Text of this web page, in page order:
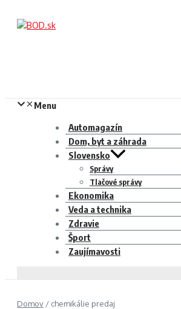
Menu
Automagazín
Dom, byt a záhrada
Slovensko
Správy
Tlačové správy
Ekonomika
Veda a technika
Zdravie
Šport
Zaujímavosti
Domov / chemikálie predaj